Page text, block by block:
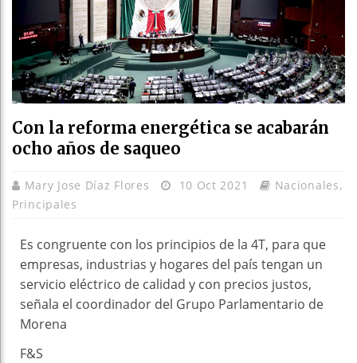
Con la reforma energética se acabarán
ocho años de saqueo
Mary Jose Díaz Flores 10 Oct 2021 Nacionales,
Principales
Es congruente con los principios de la 4T, para que
empresas, industrias y hogares del país tengan un
servicio eléctrico de calidad y con precios justos,
señala el coordinador del Grupo Parlamentario de
Morena
F&S